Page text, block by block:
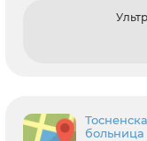
больница